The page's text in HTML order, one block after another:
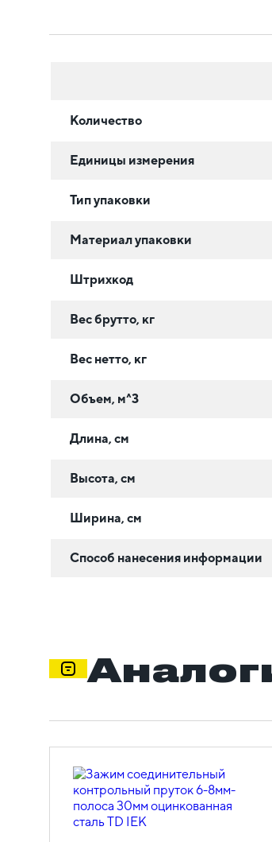
Количество
Единицы измерения
Тип упаковки
Материал упаковки
Штрихкод
Вес брутто, кг
Вес нетто, кг
Объем, м^3
Длина, см
Высота, см
Ширина, см
Способ нанесения информации